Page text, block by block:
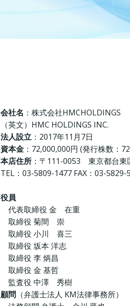
会社名 ：株式会社HMCHOLDINGS
（英文）HMC HOLDINGS INC.
法人設立 ：2017年11月7日
資本金 ：72,000,000円 (発行株数：
本店住所 ：〒111-0053 東京都台
TEL：03-5809-1477 FAX：03-5829-
役員
代表取締役 金 在重
取締役 菊間 崇
取締役 小川 喜三
取締役 坂本 洋志
取締役 李 炳昌
取締役 金 基哲
監査役 中澤 秀樹
顧問 （弁護士法人 KM法律事務所）